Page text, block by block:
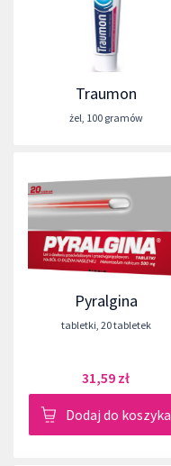
Traumon
żel 100 gramów
Pyralgina
tabletki 20 tabletek
31,59 zł
Dodaj do koszyka